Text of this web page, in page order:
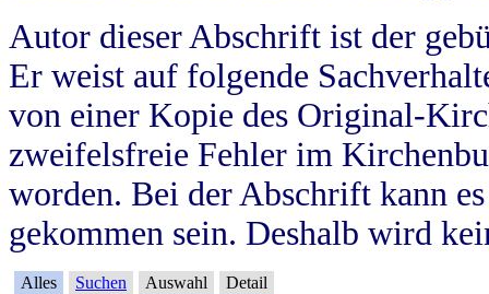
Autor dieser Abschrift ist der
Er weist auf folgende
von einer Kopie des Original-
zweifelsfreie Fehler im
worden. Bei der Abschrift kann
gekommen sein. Deshalb wird
Alles Suchen Auswahl Detail